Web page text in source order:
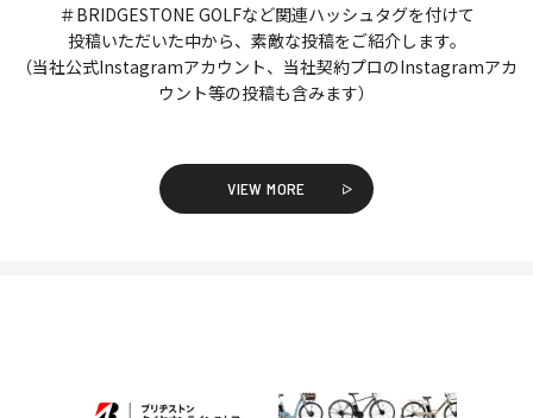
＃BRIDGESTONE GOLFなど関連ハッシュタグを付けて
投稿いただいた中から、素敵な投稿をご紹介します。
（当社公式Instagramアカウント、当社契約プロのInstagramアカ
ウント等の投稿も含みます）
VIEW MORE